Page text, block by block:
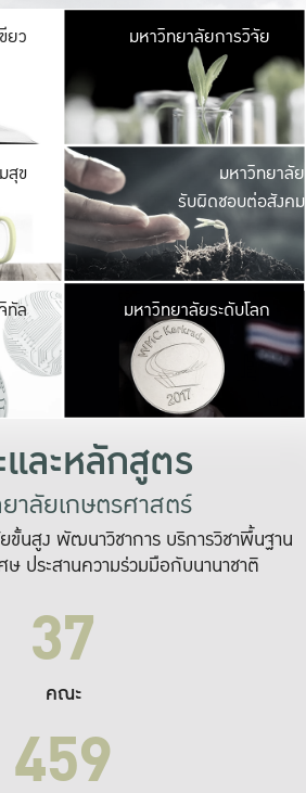
ยว มหาวิ
มีพื้นที่เขียวสดใส
เป็นป่าในเมือง เกษต
มหาวิทยาลัยการวิจัย
สุข มหาวิ
ค
เปิดประ
และพบเรื่องราวใ
มหาวิทยาลัย
รับผิดชอบต่อสังคม
ทัล มหาวิ
เปลี่ยนแปลง แล
เพื่อทำง
ระบบสารสนเทศ
มหาวิทยาลัยระดับโลก
ละหลักสูตร
าลัยเกษตรศาสตร์
นสูง พัฒนาวิชาการ บริการวิชาพื้นฐาน
ษ ประสานความร่วมมือกับนานาชาติ
37
คณะ
459